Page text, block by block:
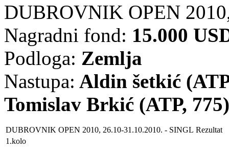
DUBROVNIK OPEN
Nagradni fond: 15.000
Podloga: Zemlja
Nastupa: Aldin šetkić
Tomislav Brkić (ATP,
DUBROVNIK OPEN 2010, 26.10-31.10.2010. - SINGL Rezultat
1.kolo